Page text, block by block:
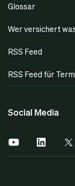
Glossar
Wer versichert
RSS Feed
RSS Feed für
Social Media